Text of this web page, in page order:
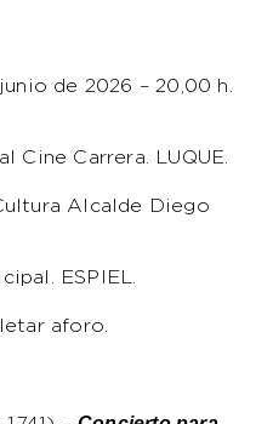
de 2026 – 20,00 h.
Cine Carrera. LUQUE.
Alcalde Diego
ESPIEL.
aforo.